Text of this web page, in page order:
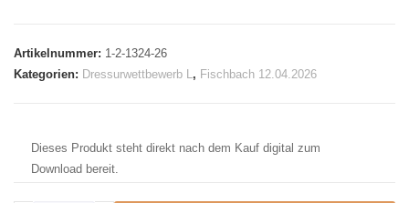
Artikelnummer: 1-2-1324-26
Kategorien: Dressurwettbewerb L , Fischbach 12.04.2026
Dieses Produkt steht direkt nach dem Kauf digital zum
Download bereit.